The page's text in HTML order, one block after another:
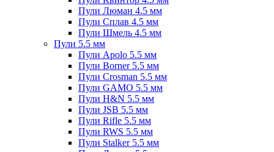
Пули Люман 4.5 мм
Пули Сплав 4.5 мм
Пули Шмель 4.5 мм
Пули 5.5 мм
Пули Apolo 5.5 мм
Пули Borner 5.5 мм
Пули Crosman 5.5 мм
Пули GAMO 5.5 мм
Пули H&N 5.5 мм
Пули JSB 5.5 мм
Пули Rifle 5.5 мм
Пули RWS 5.5 мм
Пули Stalker 5.5 мм